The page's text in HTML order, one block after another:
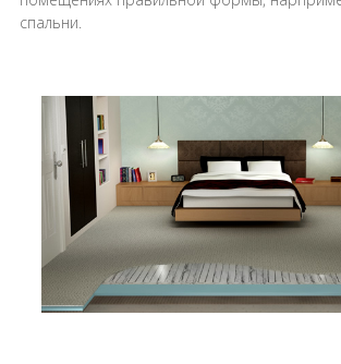
спальни.